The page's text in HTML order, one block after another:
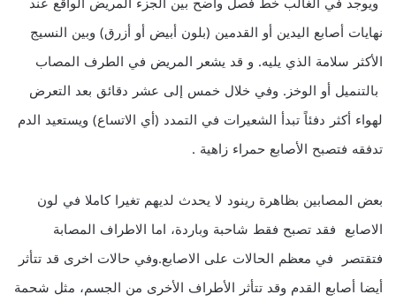
نهايات أصابع اليدين أو القدمين (بلون أبيض أو أزرق) وبين النسيج
الأكثر سلامة الذي يليه. و قد يشعر المريض في الطرف المصاب
بالتنميل أو الوخز. وفي خلال خمس إلى عشر دقائق بعد التعرض
لهواء ‏أكثر دفئاً تبدأ الشعيرات في التمدد (أي الاتساع) ويستعيد الدم
تدفقه فتصبح الأصابع حمراء زاهية .
بعض المصابين بظاهرة رينود لا يحدث لديهم تغيرا كاملا في لون
الاصابع فقد تصبح فقط شاحبة وباردة، اما الاطراف المصابة
فتقتصر في معظم الحالات على الاصابع.وفي حالات اخرى قد تتأثر
أيضا أصابع القدم وقد تتأثر الأطراف الأخرى من الجسم، مثل شحمة